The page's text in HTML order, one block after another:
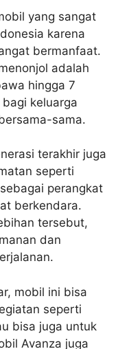
yang sangat
karena
bermanfaat.
adalah
hingga 7
keluarga
sama.
terakhir juga
seperti
perangkat
berkendara.
tersebut,
dan
mobil ini bisa
seperti
bisa juga untuk
Avanza juga